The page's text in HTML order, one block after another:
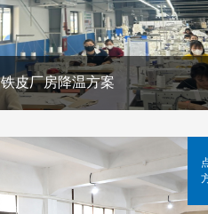
铁皮厂房降温方案